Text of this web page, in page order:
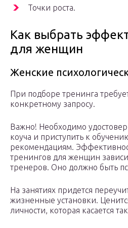
Точки роста.
Как выбрать
для женщин
Женские
При подборе тренинга
конкретному запросу.
Важно! Необходимо
коуча и приступить к
рекомендациям.
тренингов для женщин
тренеров. Оно должно быть
На занятиях придется
жизненные установки.
личности, которая касается